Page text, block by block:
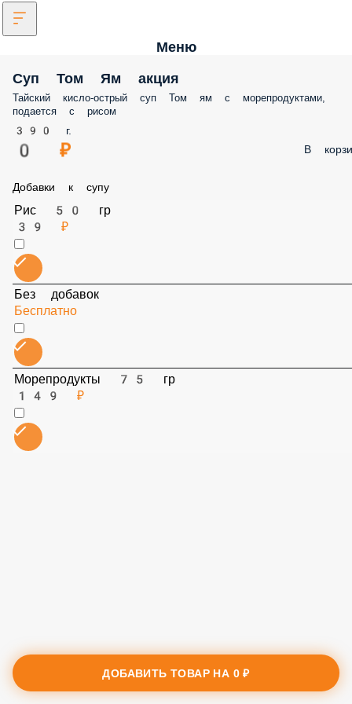
Меню
Суп Том Ям акция
Тайский кисло-острый суп Том ям с морепродуктами, подается с
390 г.
0 ₽
Рис 50 гр
39 ₽
Без добавок
Бесплатно
Морепродукты 75 гр
149 ₽
ДОБАВИТЬ ТОВАР НА 0 ₽